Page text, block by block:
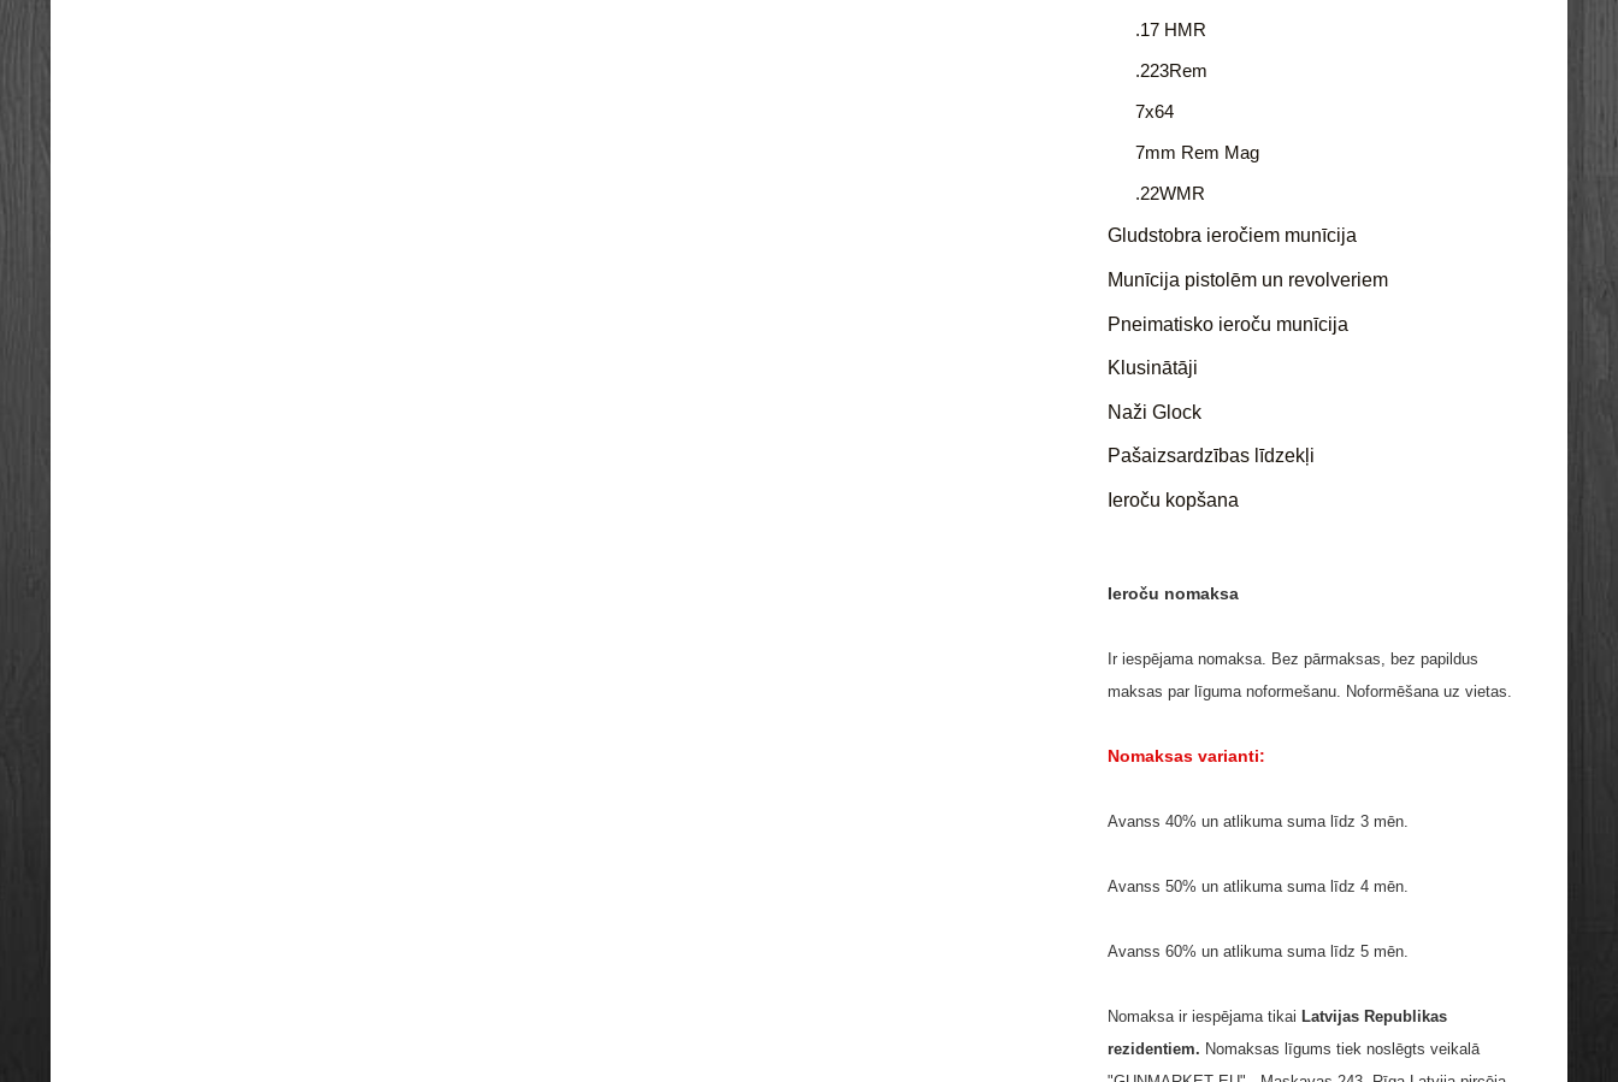
.17 HMR
.223Rem
7x64
7mm Rem Mag
.22WMR
Gludstobra ieročiem munīcija
Munīcija pistolēm un revolveriem
Pneimatisko ieroču munīcija
Klusinātāji
Naži Glock
Pašaizsardzības līdzekļi
Ieroču kopšana
Ieroču nomaksa
Ir iespējama nomaksa. Bez pārmaksas, bez papildus
maksas par līguma noformešanu. Noformēšana uz vietas.
Nomaksas varianti:
Avanss 40% un atlikuma suma līdz 3 mēn.
Avanss 50% un atlikuma suma līdz 4 mēn.
Avanss 60% un atlikuma suma līdz 5 mēn.
Nomaksa ir iespējama tikai Latvijas Republikas
rezidentiem. Nomaksas līgums tiek noslēgts veikalā